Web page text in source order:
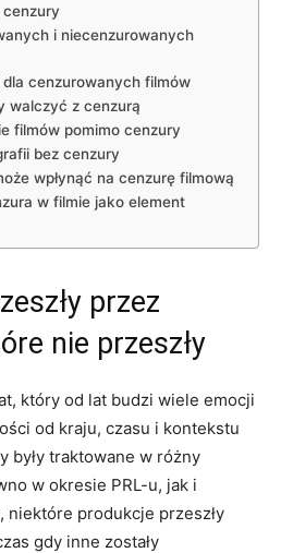
cenzury
i niecenzurowanych
‍cenzurowanych filmów
walczyć z‌ cenzurą
filmów pomimo cenzury
bez cenzury
⁢wpłynąć na cenzurę filmową
w filmie jako element
przez
nie przeszły
który od lat budzi wiele emocji
od kraju, czasu i kontekstu
były traktowane w różny
w⁤ okresie PRL-u, jak i
niektóre produkcje przeszły
gdy inne zostały